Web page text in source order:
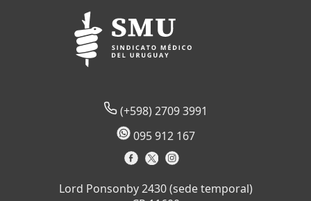
(+598) 2709 3991
095 912 167
Lord Ponsonby 2430 (sede temporal)